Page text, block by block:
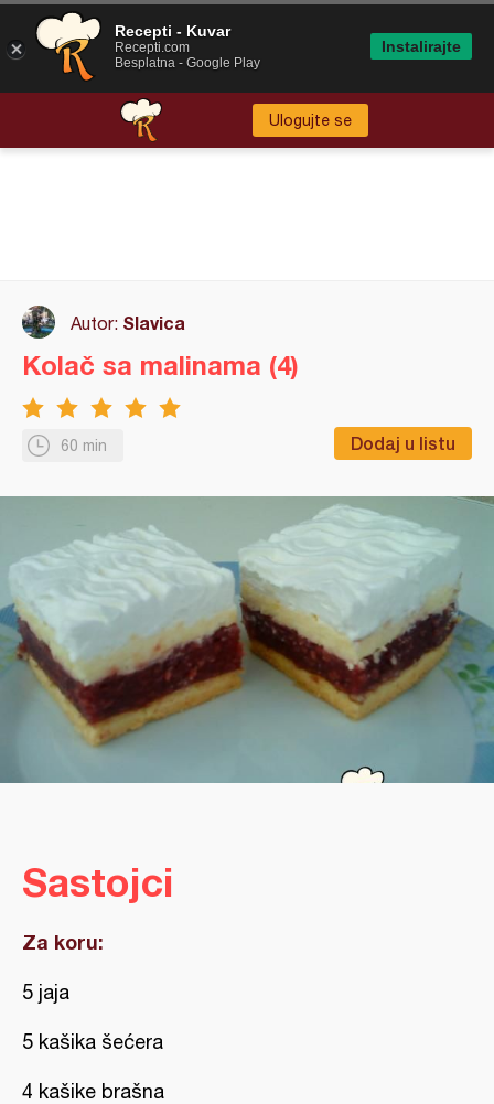
Ulogujte se
Autor: Slavica
60 min Dodaj u listu
Kolač sa malinama (4)
Sastojci
Za koru:
5 jaja
5 kašika šećera
4 kašike brašna
Recepti - Kuvar
Recepti.com
Besplatna - Google Play
Instalirajte